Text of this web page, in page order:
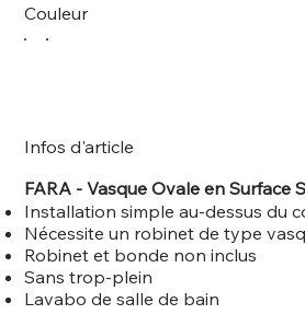
Couleur
Infos d'article
FARA -Vasque Ovale en Surface
Installation simple au-dessus du
Nécessite un robinet de type
Robinet et bonde non inclus
Sans trop-plein
Lavabo de salle de bain